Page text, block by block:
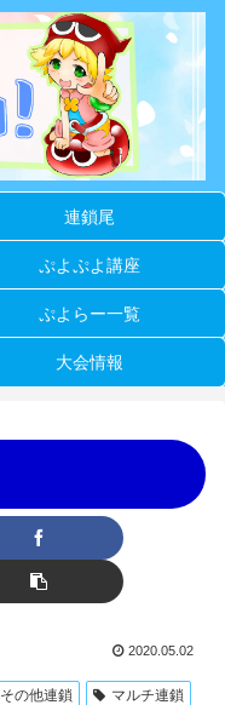
連鎖尾
ぷよぷよ講座
ぷよらー一覧
大会情報
2020.05.02
その他連鎖
マルチ連鎖